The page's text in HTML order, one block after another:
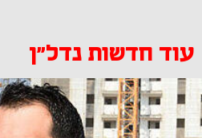
עוד חדשות נדל"ן